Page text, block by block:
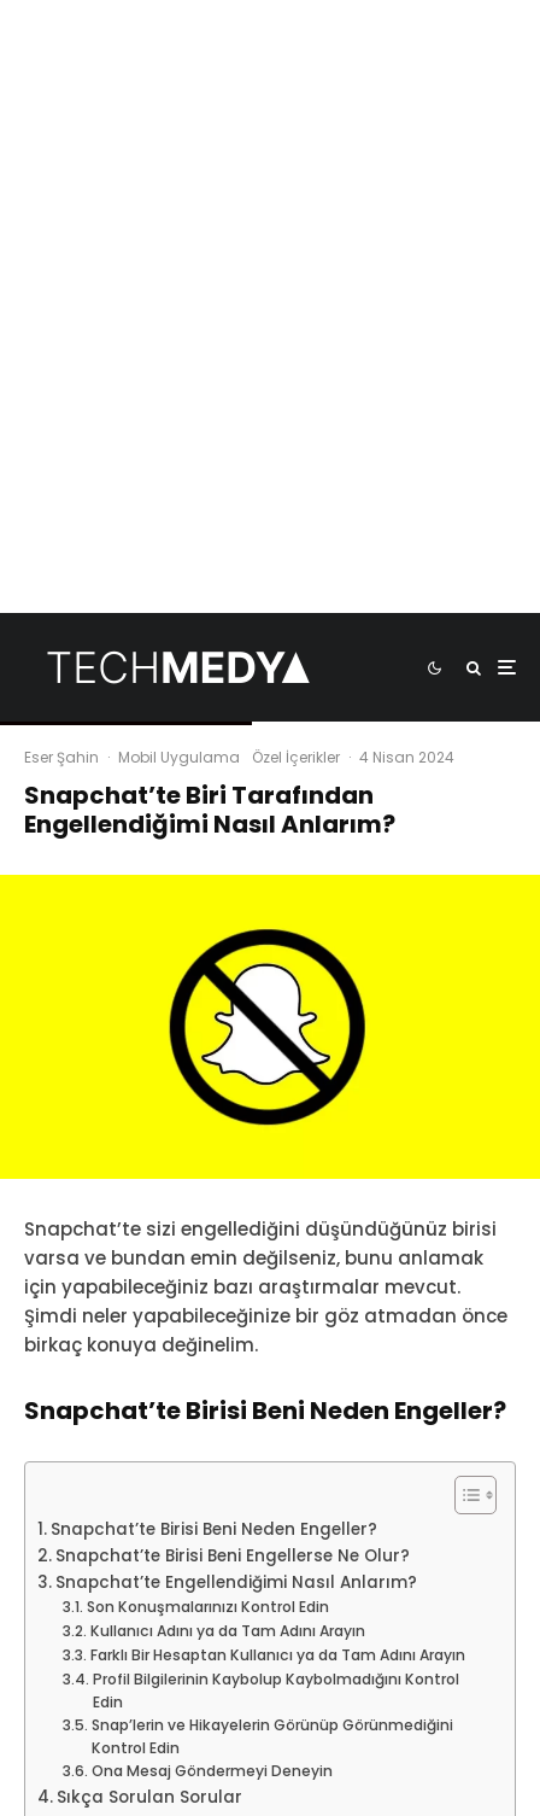
Eser Şahin · Mobil Uygulama Özel İçerikler · 4 Nisan 2024
Snapchat’te Biri Tarafından
Engellendiğimi Nasıl Anlarım?
Snapchat’te sizi engellediğini düşündüğünüz birisi
varsa ve bundan emin değilseniz, bunu anlamak
için yapabileceğiniz bazı araştırmalar mevcut.
Şimdi neler yapabileceğinize bir göz atmadan önce
birkaç konuya değinelim.
Snapchat’te Birisi Beni Neden Engeller?
Snapchat’te Birisi Beni Neden Engeller?
Snapchat’te Birisi Beni Engellerse Ne Olur?
Snapchat’te Engellendiğimi Nasıl Anlarım?
Son Konuşmalarınızı Kontrol Edin
Kullanıcı Adını ya da Tam Adını Arayın
Farklı Bir Hesaptan Kullanıcı ya da Tam Adını Arayın
Profil Bilgilerinin Kaybolup Kaybolmadığını Kontrol
Edin
Snap’lerin ve Hikayelerin Görünüp Görünmediğini
Kontrol Edin
Ona Mesaj Göndermeyi Deneyin
Sıkça Sorulan Sorular